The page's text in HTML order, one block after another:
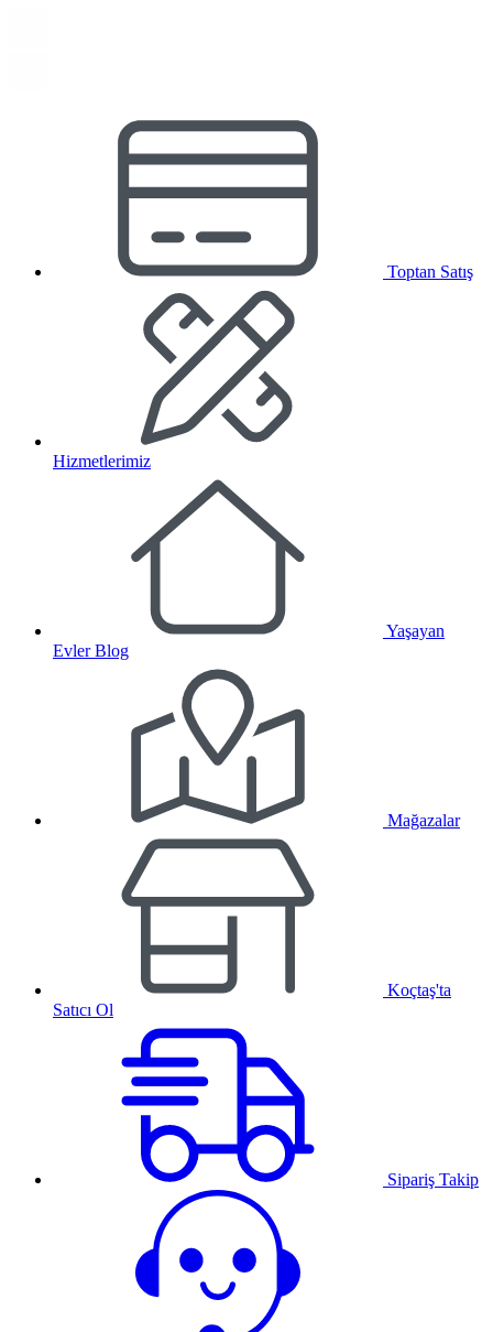
Toptan Satış
Hizmetlerimiz
Yaşayan
Evler Blog
Mağazalar
Koçtaş'ta
Satıcı Ol
Sipariş Takip